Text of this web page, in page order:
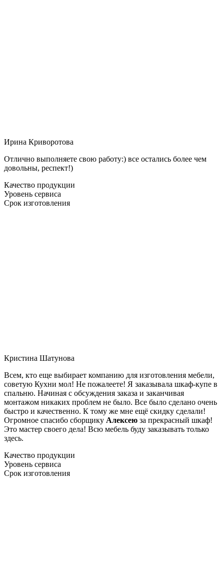
Ирина Криворотова
Отлично выполняете свою работу:) все остались более чем
довольны, респект!)
Качество продукции
Уровень сервиса
Срок изготовления
Кристина Шатунова
Всем, кто еще выбирает компанию для изготовления мебели,
советую Кухни мол! Не пожалеете! Я заказывала шкаф-купе в
спальню. Начиная с обсуждения заказа и заканчивая
монтажом никаких проблем не было. Все было сделано очень
быстро и качественно. К тому же мне ещё скидку сделали!
Огромное спасибо сборщику Алексею за прекрасный шкаф!
Это мастер своего дела! Всю мебель буду заказывать только
здесь.
Качество продукции
Уровень сервиса
Срок изготовления